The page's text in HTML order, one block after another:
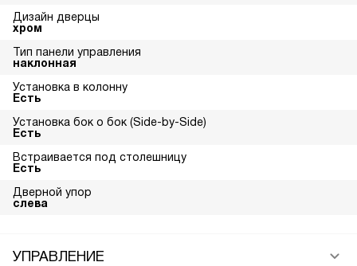
Дизайн дверцы
хром
Тип панели управления
наклонная
Установка в колонну
Есть
Установка бок о бок (Side-by-Side)
Есть
Встраивается под столешницу
Есть
Дверной упор
слева
УПРАВЛЕНИЕ